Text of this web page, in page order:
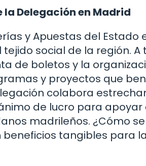
Delegación en Madrid
y Apuestas del
social de la región.
de boletos y la
y proyectos que
colabora
de lucro para
madrileños. ¿Cómo
tangibles para